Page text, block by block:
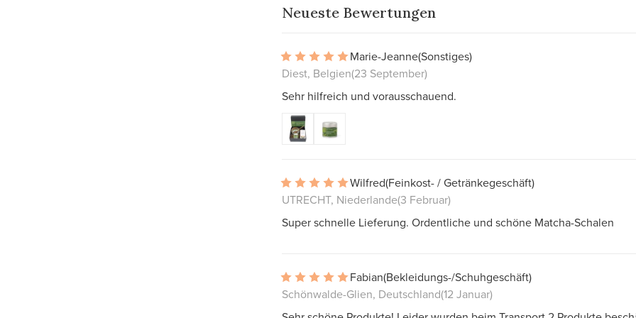
Neueste Bewertungen
Marie-Jeanne(Sonstiges)
Diest, Belgien(23 September)
Sehr hilfreich und vorausschauend.
Wilfred(Feinkost- / Getränkegeschäft)
UTRECHT, Niederlande(3 Februar)
Super schnelle Lieferung. Ordentliche und schöne Matcha-Schalen
Fabian(Bekleidungs-/Schuhgeschäft)
Schönwalde-Glien, Deutschland(12 Januar)